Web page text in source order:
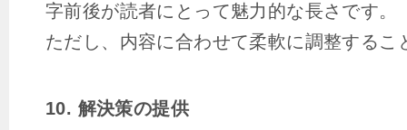
字前後が読者にとって魅力的な長さです。
ただし、内容に合わせて柔軟に調整するこ
10. 解決策の提供